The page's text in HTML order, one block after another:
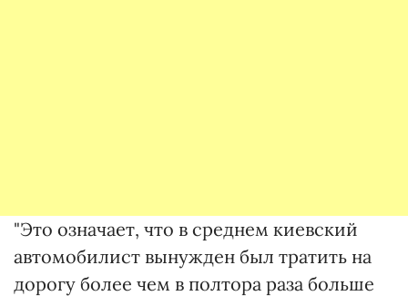
"Это означает, что в среднем киевский
автомобилист вынужден был тратить на
дорогу более чем в полтора раза больше